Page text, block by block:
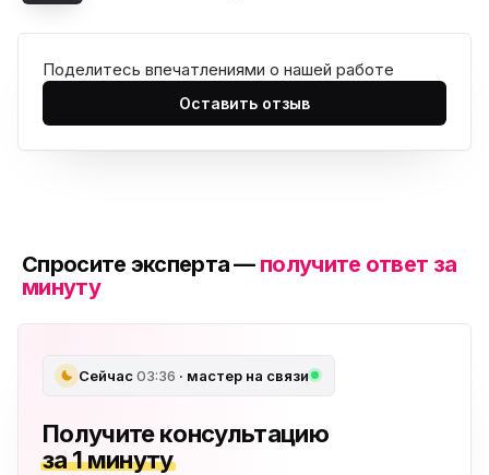
Поделитесь впечатлениями о нашей работе
Оставить отзыв
Спросите эксперта — получите ответ за
минуту
Сейчас03:36 · мастер на связи
Получите консультацию
за 1 минуту